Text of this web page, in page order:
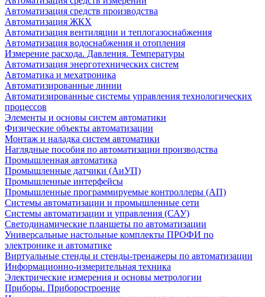
Автоматизация средств производства
Автоматизация ЖКХ
Автоматизация вентиляции и теплогазоснабжения
Автоматизация водоснабжения и отопления
Измерение расхода. Давления. Температуры
Автоматизация энерготехнических систем
Автоматика и мехатроника
Автоматизированные линии
Автоматизированные системы управления технологических
процессов
Элементы и основы систем автоматики
Физические объекты автоматизации
Монтаж и наладка систем автоматики
Наглядные пособия по автоматизации производства
Промышленная автоматика
Промышленные датчики (АиУП)
Промышленные интерфейсы
Промышленные программируемые контроллеры (АП)
Системы автоматизации и промышленные сети
Системы автоматизации и управления (САУ)
Светодинамические планшеты по автоматизации
Универсальные настольные комплекты ПРОФИ по
электронике и автоматике
Виртуальные стенды и стенды-тренажеры по автоматизации
Информационно-измерительная техника
Электрические измерения и основы метрологии
Приборы. Приборостроение